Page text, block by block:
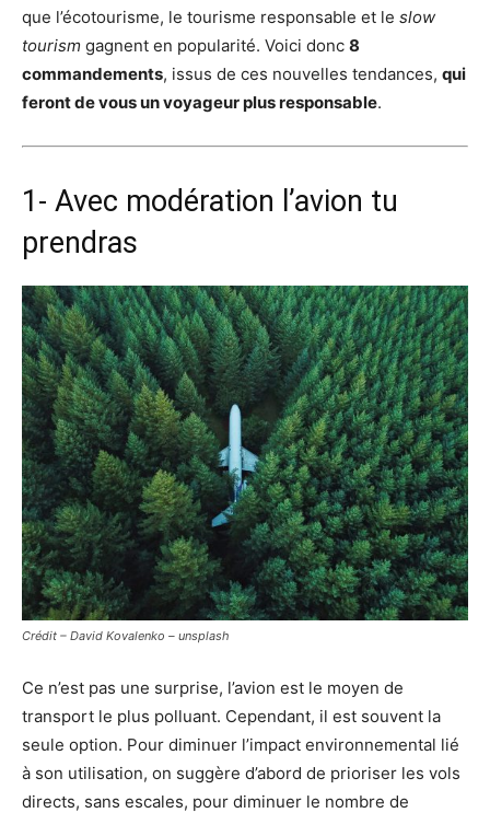
que l’écotourisme, le tourisme responsable et le slow
tourism gagnent en popularité. Voici donc 8
commandements, issus de ces nouvelles tendances, qui
feront de vous un voyageur plus responsable.
1- Avec modération l’avion tu
prendras
Crédit – David Kovalenko – unsplash
Ce n’est pas une surprise, l’avion est le moyen de
transport le plus polluant. Cependant, il est souvent la
seule option. Pour diminuer l’impact environnemental lié
à son utilisation, on suggère d’abord de prioriser les vols
directs, sans escales, pour diminuer le nombre de